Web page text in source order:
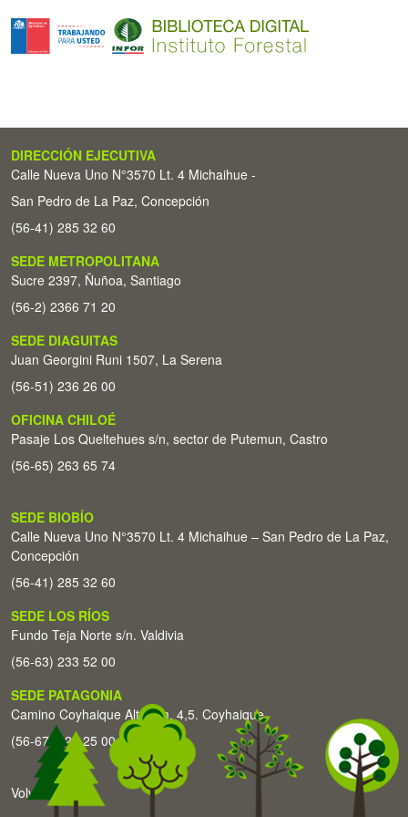
DIRECCIÓN EJECUTIVA
Calle Nueva Uno N°3570 Lt. 4 Michaihue -
San Pedro de La Paz, Concepción
(56-41) 285 32 60
SEDE METROPOLITANA
Sucre 2397, Ñuñoa, Santiago
(56-2) 2366 71 20
SEDE DIAGUITAS
Juan Georgini Runi 1507, La Serena
(56-51) 236 26 00
OFICINA CHILOÉ
Pasaje Los Queltehues s/n, sector de Putemun, Castro
(56-65) 263 65 74
SEDE BIOBÍO
Calle Nueva Uno N°3570 Lt. 4 Michaihue – San Pedro de La Paz,
Concepción
(56-41) 285 32 60
SEDE LOS RÍOS
Fundo Teja Norte s/n. Valdivia
(56-63) 233 52 00
SEDE PATAGONIA
Camino Coyhaique Alto Km. 4,5. Coyhaique
(56-67) 226 25 00
Volver arriba